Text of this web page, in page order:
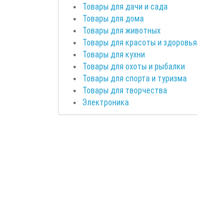
Товары для дачи и сада
Товары для дома
Товары для животных
Товары для красоты и здоровья
Товары для кухни
Товары для охоты и рыбалки
Товары для спорта и туризма
Товары для творчества
Электроника